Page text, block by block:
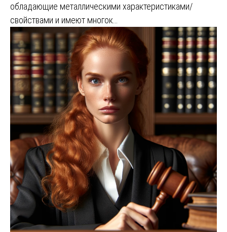
обладающие металлическими характеристиками/
свойствами и имеют многок…